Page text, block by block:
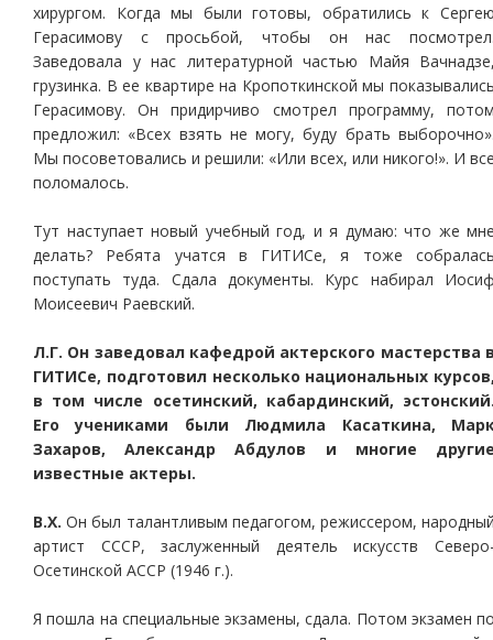
хирургом. Когда мы были готовы, обратились к
Герасимову с просьбой, чтобы он нас
Заведовала у нас литературной частью Майя
грузинка. В ее квартире на Кропоткинской мы
Герасимову. Он придирчиво смотрел программу,
предложил: «Всех взять не могу, буду брать
Мы посоветовались и решили: «Или всех, или никого!». И
поломалось.
Тут наступает новый учебный год, и я думаю: что же
делать? Ребята учатся в ГИТИСе, я тоже
поступать туда. Сдала документы. Курс набирал
Моисеевич Раевский.
Л.Г. Он заведовал кафедрой актерского мастерства
ГИТИСе, подготовил несколько национальных
в том числе осетинский, кабардинский,
Его учениками были Людмила Касаткина,
Захаров, Александр Абдулов и многие
известные актеры.
В.Х. Он был талантливым педагогом, режиссером,
артист СССР, заслуженный деятель искусств
Осетинской АССР (1946 г.).
Я пошла на специальные экзамены, сдала. Потом экзамен